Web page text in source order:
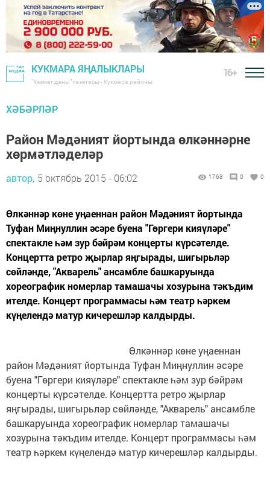
КУКМАРА ЯҢАЛЫКЛАРЫ
"Хезмәт даны" газетасы - Кукмара районы
16+
ХӘБӘРЛӘР
Район Мәдәният йортында өлкәннәрне
хөрмәтләделәр
автор, 5 октябрь 2015 - 06:02 1768 0 0
Өлкәннәр көне уңаеннан район Мәдәният йортында
Туфан Миңнуллин әсәре буена "Гөргери кияүләре"
спектакле һәм зур бәйрәм концерты күрсәтелде.
Концертта ретро җырлар яңгырады, шигырьләр
сөйләнде, "Акварель" ансамбле башкаруында
хореографик номерлар тамашачы хозурына тәкъдим
ителде. Концерт программасы һәм театр һәркем
күңелендә матур кичерешләр калдырды.
Өлкәннәр көне уңаеннан
район Мәдәният йортында Туфан Миңнуллин әсәре
буена "Гөргери кияүләре" спектакле һәм зур бәйрәм
концерты күрсәтелде. Концертта ретро җырлар
яңгырады, шигырьләр сөйләнде, "Акварель" ансамбле
башкаруында хореографик номерлар тамашачы
хозурына тәкъдим ителде. Концерт программасы һәм
театр һәркем күңелендә матур кичерешләр калдырды.